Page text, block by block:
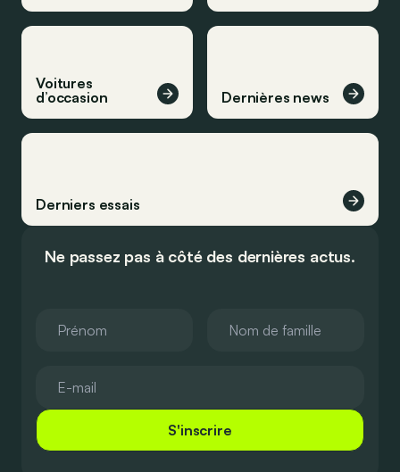
Voitures
d’occasion
Dernières news
Derniers essais
Ne passez pas à côté des dernières actus.
S'inscrire